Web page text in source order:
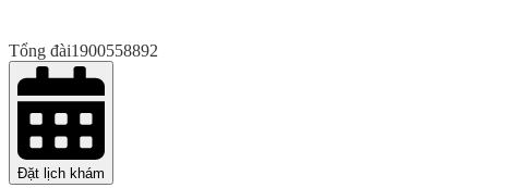
Tổng đài1900558892
Đặt lịch khám